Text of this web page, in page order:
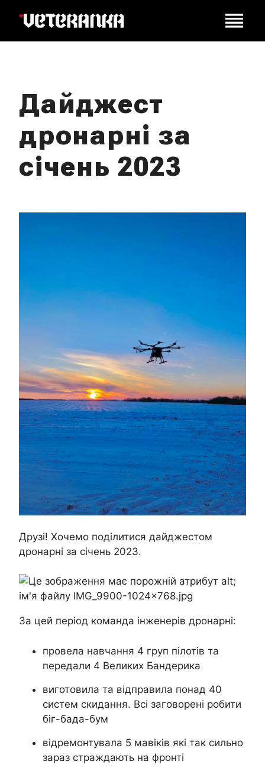
Дайджест
дронарні за
січень 2023
Друзі! Хочемо поділитися дайджестом
дронарні за січень 2023.
За цей період команда інженерів дронарні:
провела навчання 4 груп пілотів та
передали 4 Великих Бандерика
виготовила та відправила понад 40
систем скидання. Всі заговорені робити
біг-бада-бум
відремонтувала 5 мавіків які так сильно
зараз страждають на фронті